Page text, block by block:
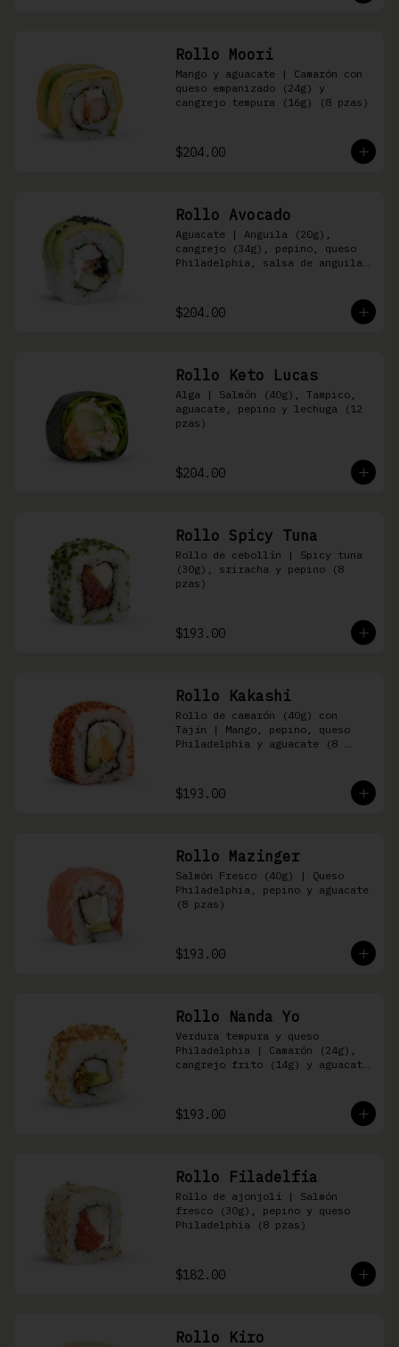
Rollo Moori
Mango y aguacate | Camarón con
queso empanizado (24g) y
cangrejo tempura (16g) (8 pzas)
$204.00
Rollo Avocado
Aguacate | Anguila (20g),
cangrejo (34g), pepino, queso
Philadelphia, salsa de anguila
$204.00
Rollo Keto Lucas
Alga | Salmón (40g), Tampico,
aguacate, pepino y lechuga (12
pzas)
$204.00
Rollo Spicy Tuna
Rollo de cebollín | Spicy tuna
(30g), sriracha y pepino (8
pzas)
$193.00
Rollo Kakashi
Rollo de camarón (40g) con
Tajín | Mango, pepino, queso
Philadelphia y aguacate (8
$193.00
Rollo Mazinger
Salmón Fresco (40g) | Queso
Philadelphia, pepino y aguacate
(8 pzas)
$193.00
Rollo Nanda Yo
Verdura tempura y queso
Philadelphia | Camarón (24g),
cangrejo frito (14g) y aguacate
$193.00
Rollo Filadelfia
Rollo de ajonjolí | Salmón
fresco (30g), pepino y queso
Philadelphia (8 pzas)
$182.00
Rollo Kiro